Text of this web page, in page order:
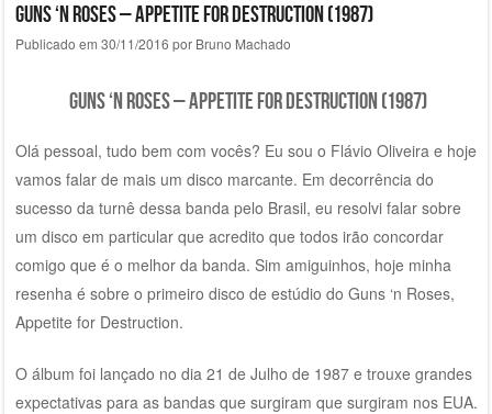
Guns ‘n Roses – Appetite For Destruction (1987)
Publicado em 30/11/2016 por Bruno Machado
Guns ‘n Roses – Appetite For Destruction (1987)
Olá pessoal, tudo bem com vocês? Eu sou o Flávio Oliveira e hoje
vamos falar de mais um disco marcante. Em decorrência do
sucesso da turnê dessa banda pelo Brasil, eu resolvi falar sobre
um disco em particular que acredito que todos irão concordar
comigo que é o melhor da banda. Sim amiguinhos, hoje minha
resenha é sobre o primeiro disco de estúdio do Guns ‘n Roses,
Appetite for Destruction.
O álbum foi lançado no dia 21 de Julho de 1987 e trouxe grandes
expectativas para as bandas que surgiram que surgiram nos EUA.